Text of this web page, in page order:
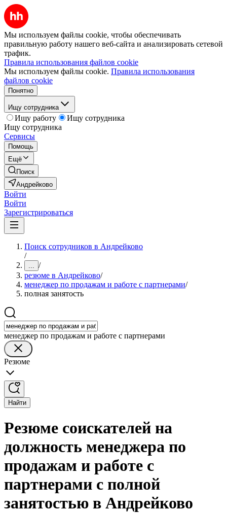
Мы используем файлы cookie, чтобы обеспечивать
правильную работу нашего веб-сайта и анализировать сетевой
трафик.
Правила использования файлов cookie
Мы используем файлы cookie. Правила использования
файлов cookie
Понятно
Ищу сотрудника
Ищу работу
Ищу сотрудника
Ищу сотрудника
Сервисы
Помощь
Ещё
Поиск
Андрейково
Войти
Войти
Зарегистрироваться
Поиск сотрудников в Андрейково
/
... /
резюме в Андрейково/
менеджер по продажам и работе с партнерами/
полная занятость
менеджер по продажам и работе с партнерами
Резюме
Найти
Резюме соискателей на
должность менеджера по
продажам и работе с
партнерами с полной
занятостью в Андрейково